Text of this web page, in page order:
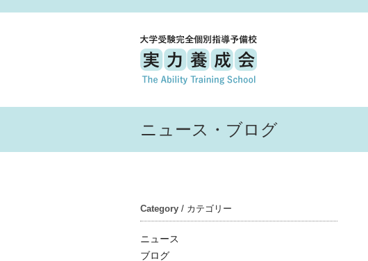
ニュース・ブログ
Category / カテゴリー
ニュース
ブログ